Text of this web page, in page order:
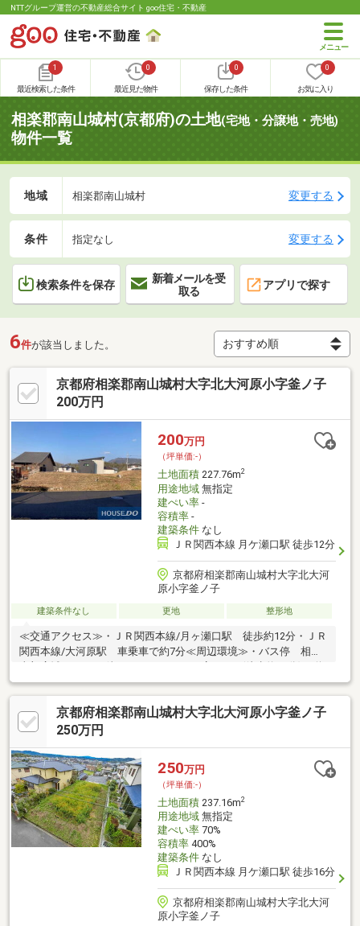
NTTグループ運営の不動産総合サイト goo住宅・不動産
1
最近検索した条件
0
最近見た物件
0
保存した条件
0
お気に入り
相楽郡南山城村(京都府)の土地(宅地・分譲地・売地)
物件一覧
地域 相楽郡南山城村 変更する
条件 指定なし 変更する
検索条件を保存
新着メールを受
取る
アプリで探す
6件が該当しました。
京都府相楽郡南山城村大字北大河原小字釜ノ子
200万円
200万円
（坪単価:-）
土地面積227.76m2
用途地域無指定
建ぺい率-
容積率-
建築条件なし
ＪＲ関西本線 月ケ瀬口駅 徒歩12分
京都府相楽郡南山城村大字北大河
原小字釜ノ子
建築条件なし 更地 整形地
≪交通アクセス≫・ＪＲ関西本線/月ヶ瀬口駅 徒歩約12分・ＪＲ
関西本線/大河原駅 車乗車で約7分≪周辺環境≫・バス停 相楽
東部広域バス/月ヶ瀬ニュータウンガス店 883 m(徒歩約11分)・道
の駅 お茶の京都 みなみやましろ村 1000ｍ(徒歩約17分)・南山城
保育園 1200ｍ(徒歩約19分)・ヤマザキＹショップみなみやまし
ろ村店 976ｍ(徒歩約12分)・里山自然広場 350ｍ(徒歩約4分)
京都府相楽郡南山城村大字北大河原小字釜ノ子
250万円
250万円
（坪単価:-）
土地面積237.16m2
用途地域無指定
建ぺい率70%
容積率400%
建築条件なし
ＪＲ関西本線 月ケ瀬口駅 徒歩16分
京都府相楽郡南山城村大字北大河
原小字釜ノ子